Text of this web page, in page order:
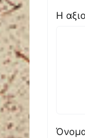
Η